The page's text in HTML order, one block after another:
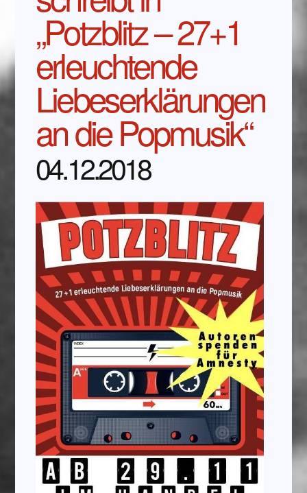
„Potzblitz – 27+1
erleuchtende
Liebeserklärungen
an die Popmusik“
04.12.2018